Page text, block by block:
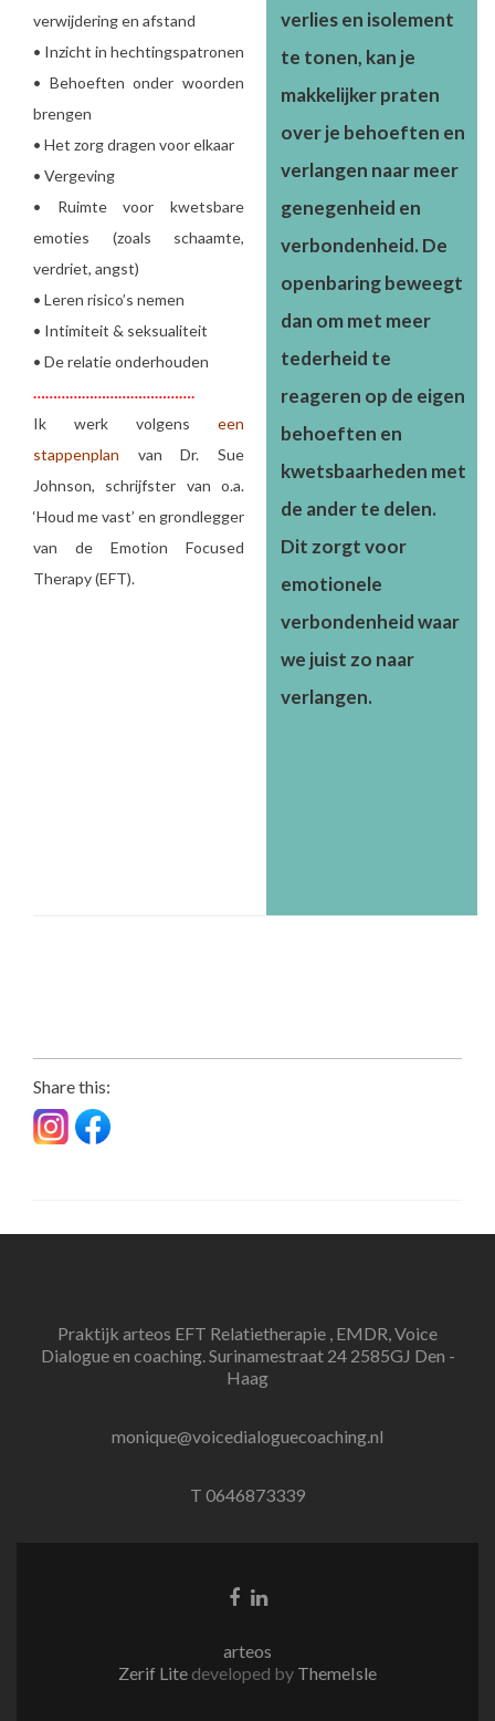
verwijdering en afstand
• Inzicht in hechtingspatronen
• Behoeften onder woorden
brengen
• Het zorg dragen voor elkaar
• Vergeving
• Ruimte voor kwetsbare
emoties (zoals schaamte,
verdriet, angst)
• Leren risico’s nemen
• Intimiteit & seksualiteit
• De relatie onderhouden
………………………………….
Ik werk volgens een
stappenplan van Dr. Sue
Johnson, schrijfster van o.a.
‘Houd me vast’ en grondlegger
van de Emotion Focused
Therapy (EFT).
verlies en isolement
te tonen, kan je
makkelijker praten
over je behoeften en
verlangen naar meer
genegenheid en
verbondenheid. De
openbaring beweegt
dan om met meer
tederheid te
reageren op de eigen
behoeften en
kwetsbaarheden met
de ander te delen.
Dit zorgt voor
emotionele
verbondenheid waar
we juist zo naar
verlangen.
Share this:
Praktijk arteos EFT Relatietherapie , EMDR, Voice
Dialogue en coaching. Surinamestraat 24 2585GJ Den -
Haag
monique@voicedialoguecoaching.nl
T 0646873339
Facebook
Linkedin
arteos
Zerif Lite developed by ThemeIsle